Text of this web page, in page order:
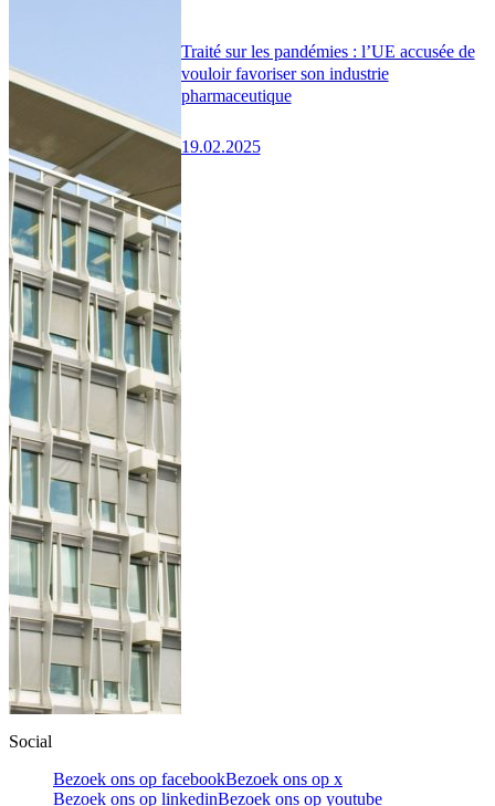
Traité sur les pandémies : l’UE accusée de
vouloir favoriser son industrie
pharmaceutique
19.02.2025
Social
Bezoek ons op facebookBezoek ons op x
Bezoek ons op linkedinBezoek ons op youtube